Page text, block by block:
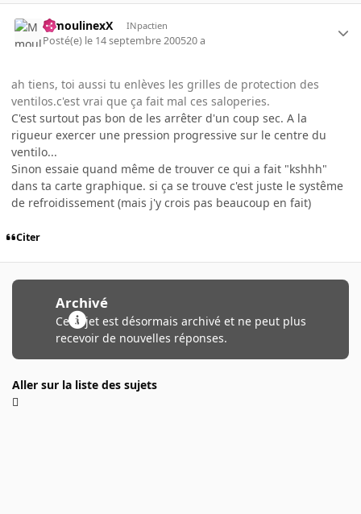
MmoulinexX INpactien
Posté(e) le 14 septembre 200520 a
ah tiens, toi aussi tu enlèves les grilles de protection des
ventilos.c'est vrai que ça fait mal ces saloperies.
C'est surtout pas bon de les arrêter d'un coup sec. A la
rigueur exercer une pression progressive sur le centre du
ventilo...
Sinon essaie quand même de trouver ce qui a fait "kshhh"
dans ta carte graphique. si ça se trouve c'est juste le systême
de refroidissement (mais j'y crois pas beaucoup en fait)
Citer
Archivé
Ce sujet est désormais archivé et ne peut plus
recevoir de nouvelles réponses.
Aller sur la liste des sujets